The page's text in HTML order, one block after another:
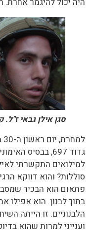
סגן אילן גבאי ז"ל.
גדוד 697, בבסיס
למילואים התקשרתי
סוללות? והוא דווקא
פתאום הוא הבכיר
בתוך לבנון. הוא
הלבנוניים. זו הייתה
וענייני למרות שהוא